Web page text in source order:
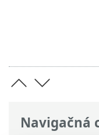
Navigačná